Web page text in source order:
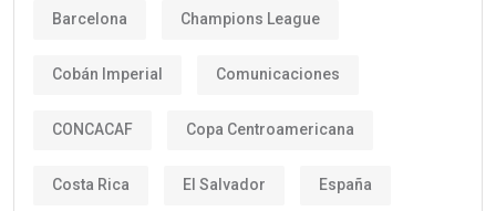
Barcelona Champions League
Cobán Imperial Comunicaciones
CONCACAF Copa Centroamericana
Costa Rica El Salvador España